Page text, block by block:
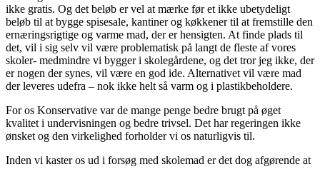
ikke gratis. Og det beløb er vel at mærke før et ikke ubetydeligt
beløb til at bygge spisesale, kantiner og køkkener til at fremstille den
ernæringsrigtige og varme mad, der er hensigten. At finde plads til
det, vil i sig selv vil være problematisk på langt de fleste af vores
skoler- medmindre vi bygger i skolegårdene, og det tror jeg ikke, der
er nogen der synes, vil være en god ide. Alternativet vil være mad
der leveres udefra – nok ikke helt så varm og i plastikbeholdere.
For os Konservative var de mange penge bedre brugt på øget
kvalitet i undervisningen og bedre trivsel. Det har regeringen ikke
ønsket og den virkelighed forholder vi os naturligvis til.
Inden vi kaster os ud i forsøg med skolemad er det dog afgørende at